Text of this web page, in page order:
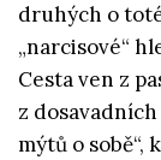
druhých o
„narcisové“
Cesta ven z
z
mýtů o sobě“,